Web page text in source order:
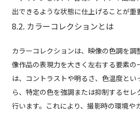
出できるような状態に仕上げることが重
8.2. カラーコレクションとは
カラーコレクションは、映像の色調を調
像作品の表現力を大きく左右する要素の
は、コントラストや明るさ、色温度とい
ら、特定の色を強調または抑制するセレ
行います。これにより、撮影時の環境や